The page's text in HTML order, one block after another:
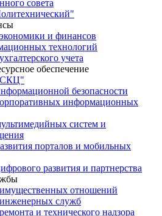
совета
и финансов
технологий
учета
обеспечение
безопасности
информационных
систем и
порталов и мобильных
развития и партнерства
отношений
служб
и технического надзора